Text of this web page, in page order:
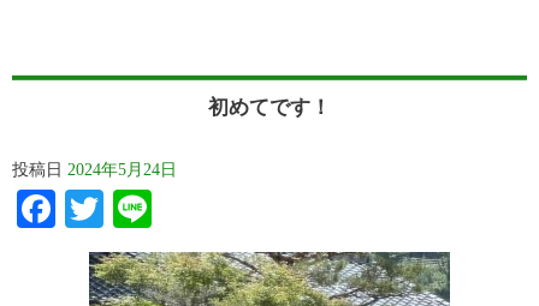
初めてです！
投稿日 2024年5月24日
Facebook
Twitter